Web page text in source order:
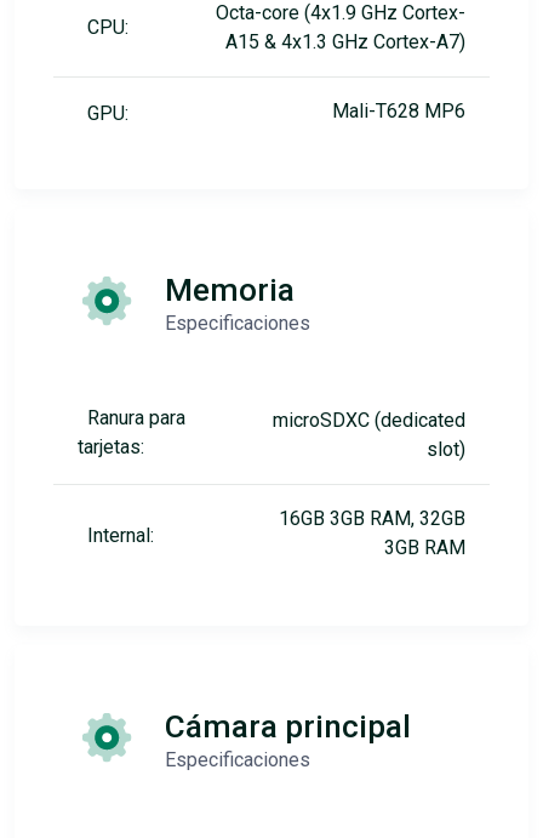
CPU:
Octa-core (4x1.9 GHz Cortex-
A15 & 4x1.3 GHz Cortex-A7)
GPU: Mali-T628 MP6
Memoria
Especificaciones
Ranura para
tarjetas:
microSDXC (dedicated
slot)
Internal:
16GB 3GB RAM, 32GB
3GB RAM
Cámara principal
Especificaciones